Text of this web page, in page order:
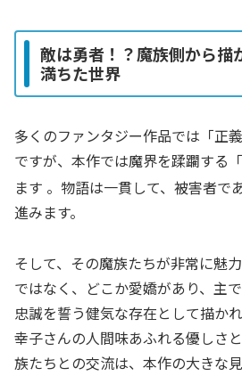
敵は勇者！？魔族側から描
満ちた世界
多くのファンタジー作品では「正
ですが、本作では魔界を蹂躙する
ます 。物語は一貫して、被害者で
進みます。
そして、その魔族たちが非常に魅
ではなく、どこか愛嬌があり、主
忠誠を誓う健気な存在として描か
幸子さんの人間味あふれる優しさ
族たちとの交流は、本作の大きな